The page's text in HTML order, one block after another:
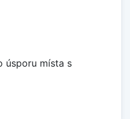
úsporu místa s